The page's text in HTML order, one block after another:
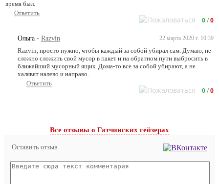
время был.
Ответить
0/0
Ольга - Razvin 22 марта 2020 г. 10:39
Razvin, просто нужно, чтобы каждый за собой убирал сам. Думаю, не
сложно сложить свой мусор в пакет и на обратном пути выбросить в
ближайший мусорный ящик. Дома-то все за собой убирают, а не
халявят налево и направо.
Ответить
0/0
Все отзывы o Гатчинских гейзерах
Оставить отзыв